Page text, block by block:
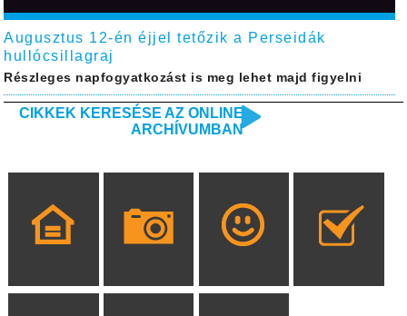
Augusztus 12-én éjjel tetőzik a Perseidák
hullócsillagraj
Részleges napfogyatkozást is meg lehet majd figyelni
CIKKEK KERESÉSE AZ ONLINE
ARCHÍVUMBAN